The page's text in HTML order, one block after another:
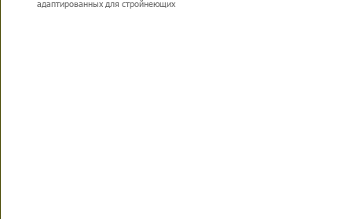
адаптированных для стройнеющих